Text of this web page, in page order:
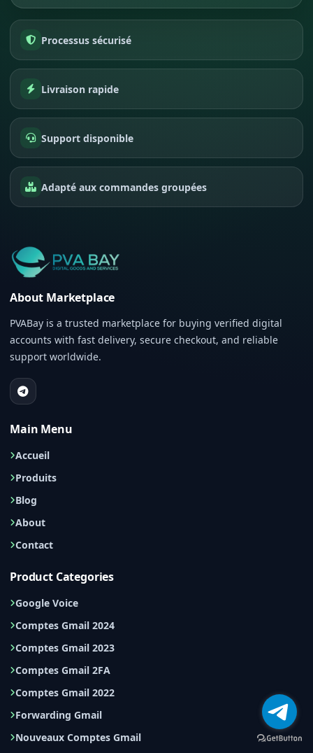
Processus sécurisé
Livraison rapide
Support disponible
Adapté aux commandes groupées
About Marketplace
PVABay is a trusted marketplace for buying verified digital
accounts with fast delivery, secure checkout, and reliable
support worldwide.
Main Menu
Accueil
Produits
Blog
About
Contact
Product Categories
Google Voice
Comptes Gmail 2024
Comptes Gmail 2023
Comptes Gmail 2FA
Comptes Gmail 2022
Forwarding Gmail
Nouveaux Comptes Gmail